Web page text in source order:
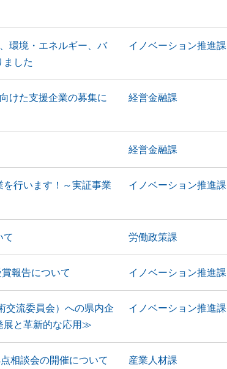
環境・エネルギー、バ
ました
イノベーション推進課
けた支援企業の募集に
経営金融課
経営金融課
を行います！～実証事業
イノベーション推進課
て 労働政策課
報告について イノベーション推進課
交流委員会）への県内企
展と革新的な応用≫
イノベーション推進課
相談会の開催について 産業人材課